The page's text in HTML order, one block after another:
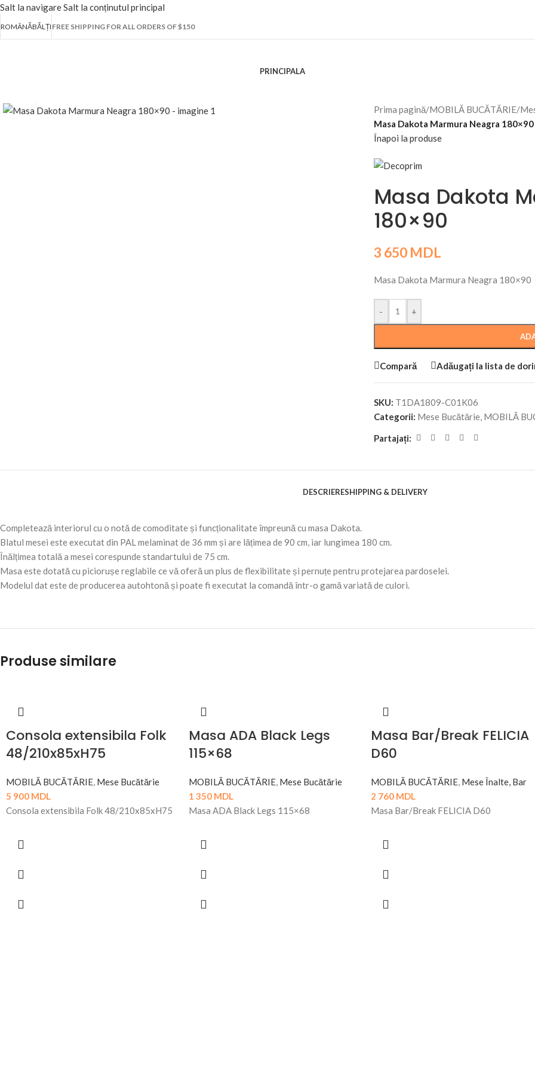
Salt la navigareSalt la conținutul principal
ROMÂNĂBĂLȚI FREE SHIPPING FOR ALL ORDERS OF $150
PRINCIPALA
Prima pagină/MOBILĂ BUCĂTĂRIE/
Masa Dakota Marmura Neagra 180×90
Înapoi la produse
Masa Dakota
180×90
3 650 MDL
Masa Dakota Marmura Neagra 180×90
- +
Compară Adăugați la lista de
SKU: T1DA1809-C01K06
Categorii: Mese Bucătărie, MOBILĂ
Partajați:
DESCRIERESHIPPING & DELIVERY
Completează interiorul cu o notă de comoditate și funcționalitate împreună cu masa Dakota.
Blatul mesei este executat din PAL melaminat de 36 mm și are lățimea de 90 cm, iar lungimea 180 cm.
Înălțimea totală a mesei corespunde standartului de 75 cm.
Masa este dotată cu piciorușe reglabile ce vă oferă un plus de flexibilitate și pernuțe pentru protejarea pardoselei.
Modelul dat este de producerea autohtonă și poate fi executat la comandă într-o gamă variată de culori.
Produse similare
Consola extensibila Folk
48/210x85xH75
MOBILĂ BUCĂTĂRIE, Mese Bucătărie
5 900 MDL
Consola extensibila Folk 48/210x85xH75
Masa ADA Black Legs
115×68
MOBILĂ BUCĂTĂRIE, Mese Bucătărie
1 350 MDL
Masa ADA Black Legs 115×68
Masa Bar/Break FELICIA
D60
MOBILĂ BUCĂTĂRIE, Mese Înalte, Bar
2 760 MDL
Masa Bar/Break FELICIA D60